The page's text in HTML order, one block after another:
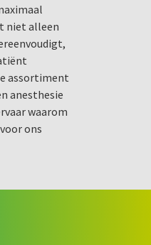
niet alleen
assortiment
anesthesie
waarom
ons